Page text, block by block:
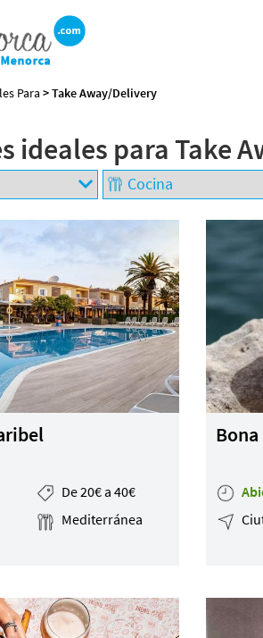
Para > Take Away/Delivery
ideales para Take
De 20€ a 40€
Mediterránea